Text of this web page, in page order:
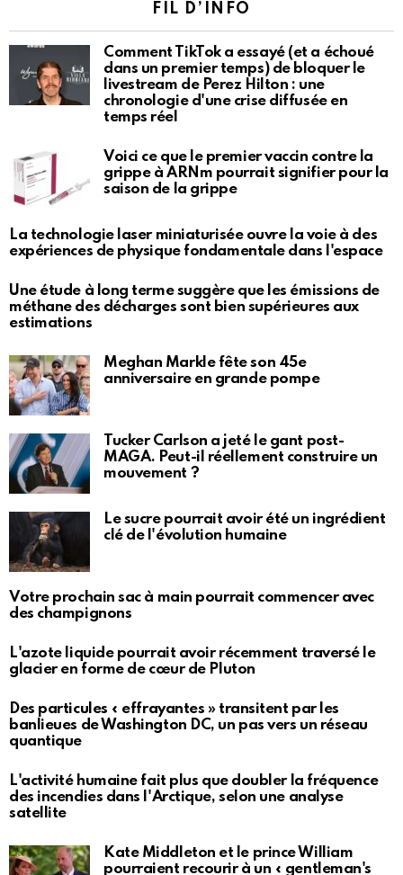
FIL D’INFO
Comment TikTok a essayé (et a échoué
dans un premier temps) de bloquer le
livestream de Perez Hilton : une
chronologie d'une crise diffusée en
temps réel
Voici ce que le premier vaccin contre la
grippe à ARNm pourrait signifier pour la
saison de la grippe
La technologie laser miniaturisée ouvre la voie à des
expériences de physique fondamentale dans l'espace
Une étude à long terme suggère que les émissions de
méthane des décharges sont bien supérieures aux
estimations
Meghan Markle fête son 45e
anniversaire en grande pompe
Tucker Carlson a jeté le gant post-
MAGA. Peut-il réellement construire un
mouvement ?
Le sucre pourrait avoir été un ingrédient
clé de l'évolution humaine
Votre prochain sac à main pourrait commencer avec
des champignons
L'azote liquide pourrait avoir récemment traversé le
glacier en forme de cœur de Pluton
Des particules « effrayantes » transitent par les
banlieues de Washington DC, un pas vers un réseau
quantique
L'activité humaine fait plus que doubler la fréquence
des incendies dans l'Arctique, selon une analyse
satellite
Kate Middleton et le prince William
pourraient recourir à un « gentleman's